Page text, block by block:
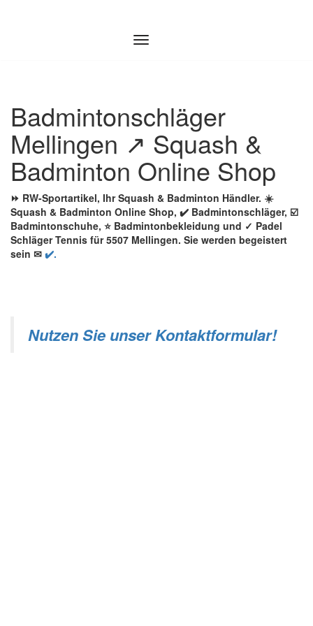
Badmintonschläger
Mellingen ↗️ Squash &
Badminton Online Shop
⏩ RW-Sportartikel, Ihr Squash & Badminton Händler. ☀️
Squash & Badminton Online Shop, ✔️ Badmintonschläger, ☑️
Badmintonschuhe, ⭐ Badmintonbekleidung und ✓ Padel
Schläger Tennis für 5507 Mellingen. Sie werden begeistert
sein ✉ ✔️.
Nutzen Sie unser Kontaktformular!